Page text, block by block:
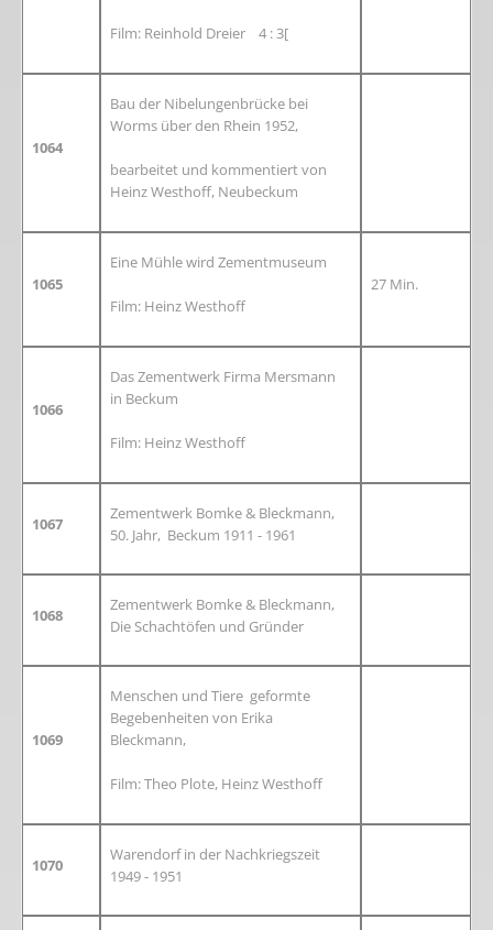
Film: Reinhold Dreier 4 : 3[
1064
Bau der Nibelungenbrücke bei
Worms über den Rhein 1952,
bearbeitet und kommentiert von
Heinz Westhoff, Neubeckum
1065
Eine Mühle wird Zementmuseum
Film: Heinz Westhoff
27 Min.
1066
Das Zementwerk Firma Mersmann
in Beckum
Film: Heinz Westhoff
1067
Zementwerk Bomke & Bleckmann,
50. Jahr, Beckum 1911 - 1961
1068
Zementwerk Bomke & Bleckmann,
Die Schachtöfen und Gründer
1069
Menschen und Tiere geformte
Begebenheiten von Erika
Bleckmann,
Film: Theo Plote, Heinz Westhoff
1070
Warendorf in der Nachkriegszeit
1949 - 1951